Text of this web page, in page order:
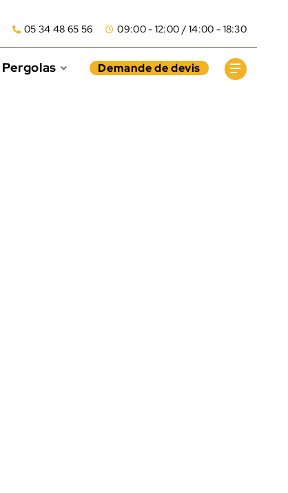
05 34 48 65 56 09:00 - 12:00 / 14:00 - 18:30
Pergolas Demande de devis